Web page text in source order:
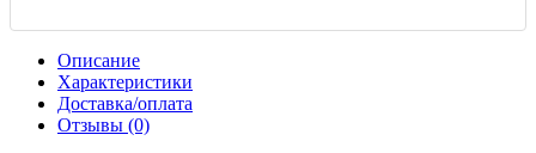
Описание
Характеристики
Доставка/оплата
Отзывы (0)